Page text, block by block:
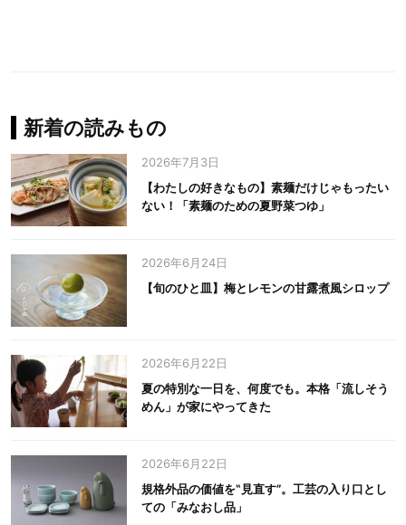
新着の読みもの
2026年7月3日
【わたしの好きなもの】素麺だけじゃもったい
ない！「素麺のための夏野菜つゆ」
2026年6月24日
【旬のひと皿】梅とレモンの甘露煮風シロップ
2026年6月22日
夏の特別な一日を、何度でも。本格「流しそう
めん」が家にやってきた
2026年6月22日
規格外品の価値を‟見直す”。工芸の入り口とし
ての「みなおし品」